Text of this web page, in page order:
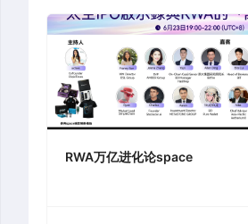
RWA万亿进化论space